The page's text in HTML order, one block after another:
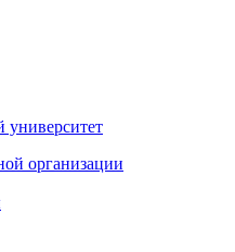
университет
организации